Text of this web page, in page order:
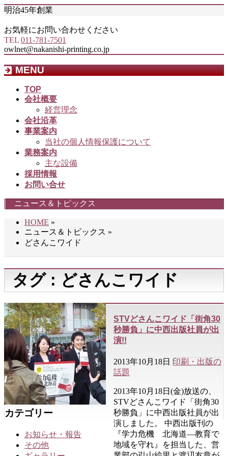
明治45年創業
お気軽にお問い合わせください
TEL 011-781-7501
owlnet@nakanishi-printing.co.jp
MENU
TOP
会社概要
経営理念
会社沿革
事業案内
当社の個人情報保護について
業務案内
主な設備
採用情報
お問い合せ
ニュース＆トピックス
HOME »
ニュース＆トピックス »
どさんこワイド
タグ : どさんこワイド
STVどさんこワイド「街角30
秒勝負」に中西出版社員が出
演!!
2013年10月18日 印刷・出版の
話題
2013年10月18日(金)放送の、
STVどさんこワイド「街角30
秒勝負」に中西出版社員が出
演しました。 中西出版刊の
『学力危機 北海道―教育で
地域を守れ』を担当した、営
カテゴリー
お知らせ・報告
その他